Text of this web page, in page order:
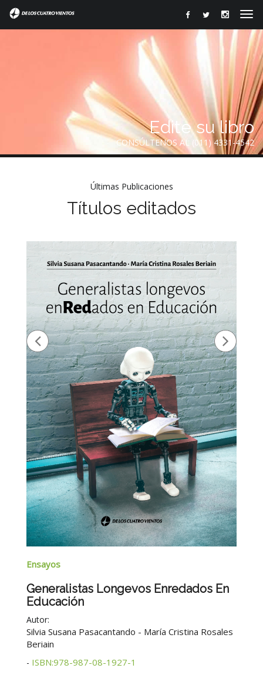
Edite su libro
CONSÚLTENOS AL (011) 4331-4542
Últimas Publicaciones
Títulos editados
Narrativa
Brumas Del Mar Del Sud
Autor:Matilde Bumaguin
2° edición
LEER MÁS